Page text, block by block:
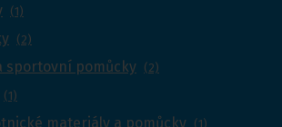
(1)
(2)
sportovní pomůcky (2)
(1)
materiály a pomůcky (1)